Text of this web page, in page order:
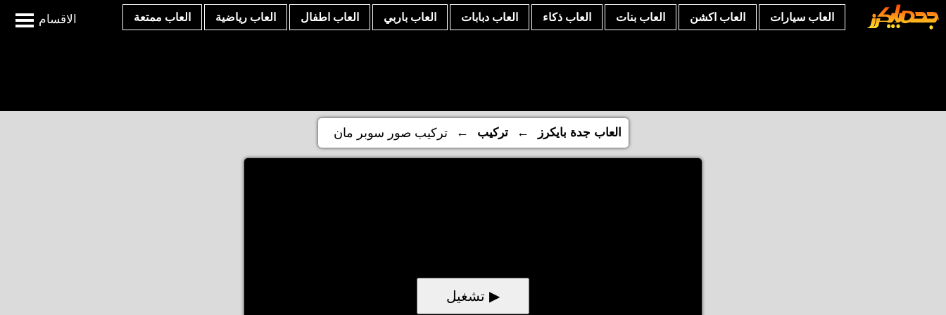
الاقسام العاب سيارات العاب اكشن العاب بنات العاب ذكاء العاب دبابات العاب باربي العاب اطفال العاب رياضية العاب ممتعة
العاب جدة بايكرز ← تركيب ← تركيب صور سوبر مان
▶ تشغيل